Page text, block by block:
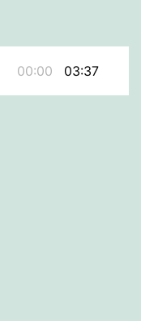
00:00 03:37